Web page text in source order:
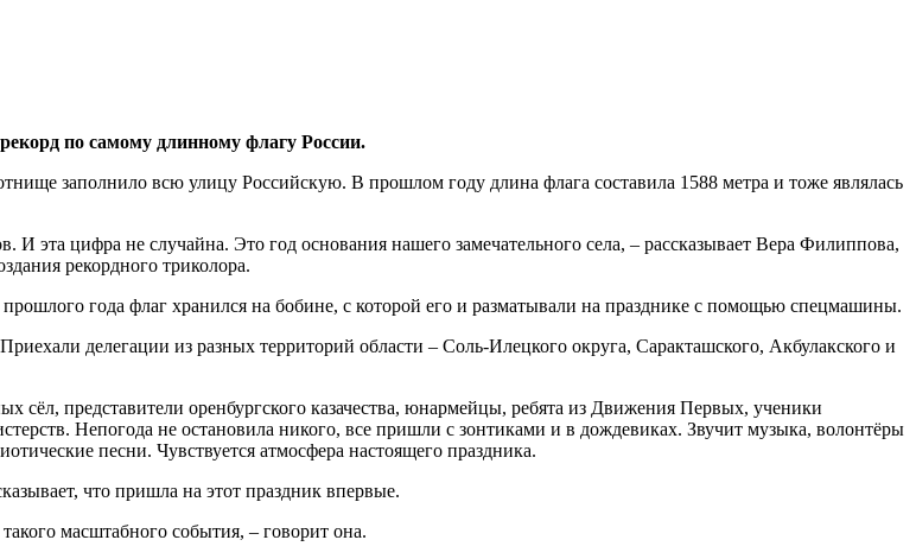
по самому длинному флагу России.
заполнило всю улицу Российскую. В прошлом году длина флага составила 1588 метра и тоже являлась
эта цифра не случайна. Это год основания нашего замечательного села, – рассказывает Вера Филиппова,
рекордного триколора.
года флаг хранился на бобине, с которой его и разматывали на празднике с помощью спецмашины.
делегации из разных территорий области – Соль-Илецкого округа, Саракташского, Акбулакского и
представители оренбургского казачества, юнармейцы, ребята из Движения Первых, ученики
Непогода не остановила никого, все пришли с зонтиками и в дождевиках. Звучит музыка, волонтёры
песни. Чувствуется атмосфера настоящего праздника.
что пришла на этот праздник впервые.
масштабного события, – говорит она.